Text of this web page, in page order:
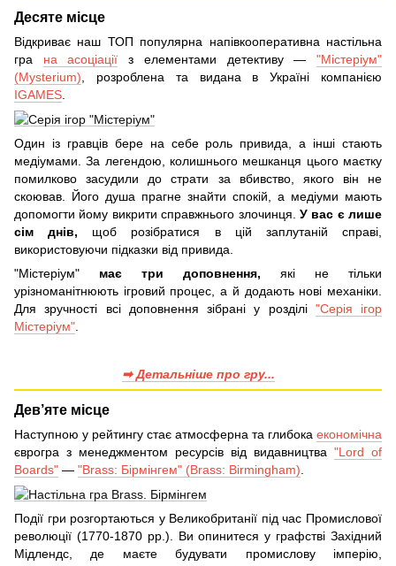
Десяте місце
Відкриває наш ТОП популярна напівкооперативна настільна
гра на асоціації з елементами детективу —"Містеріум"
(Mysterium) , розроблена та видана в Україні компанією
IGAMES
Один із гравців бере на себе роль привида, а інші стають
медіумами. За легендою, колишнього мешканця цього маєтку
помилково засудили до страти за вбивство, якого він не
скоював. Його душа прагне знайти спокій, а медіуми мають
допомогти йому викрити справжнього злочинця. У вас є лише
сім днів, щоб розібратися в цій заплутаній справі,
використовуючи підказки від привида.
"Містеріум" має три доповнення, які не тільки
урізноманітнюють ігровий процес, а й додають нові механіки.
Для зручності всі доповнення зібрані у розділі "Серія ігор
Містеріум"
➡ Детальніше про гру...
Дев’яте місце
Наступною у рейтингу стає атмосферна та глибока економічна
єврогра з менеджментом ресурсів від видавництва "Lord of
Boards" — "Brass: Бірмінгем" (Brass: Birmingham)
Події гри розгортаються у Великобританії під час Промислової
революції (1770-1870 рр.). Ви опинитеся у графстві Західний
Мідлендс, де маєте будувати промислову імперію,